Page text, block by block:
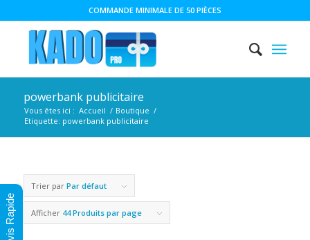
COMMANDE MINIMALE DE 50 PIÈCES
powerbank publicitaire
Vous êtes ici : Accueil / Boutique /
Etiquette: powerbank publicitaire
Trier par Par défaut
Afficher 44 Produits par page
Devis Rapide